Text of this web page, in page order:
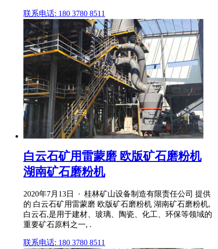
联系电话: 180 3780 8511
白云石矿用雷蒙磨 欧版矿石磨粉机
湖南矿石磨粉机
2020年7月13日 · 桂林矿山设备制造有限责任公司 提供
的 白云石矿用雷蒙磨 欧版矿石磨粉机 湖南矿石磨粉机,
白云石,是用于建材、玻璃、陶瓷、化工、环保等领域的
重要矿石原料之一, .
联系电话: 180 3780 8511